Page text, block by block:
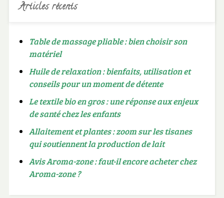
Articles récents
Table de massage pliable : bien choisir son
matériel
Huile de relaxation : bienfaits, utilisation et
conseils pour un moment de détente
Le textile bio en gros : une réponse aux enjeux
de santé chez les enfants
Allaitement et plantes : zoom sur les tisanes
qui soutiennent la production de lait
Avis Aroma-zone : faut-il encore acheter chez
Aroma-zone ?